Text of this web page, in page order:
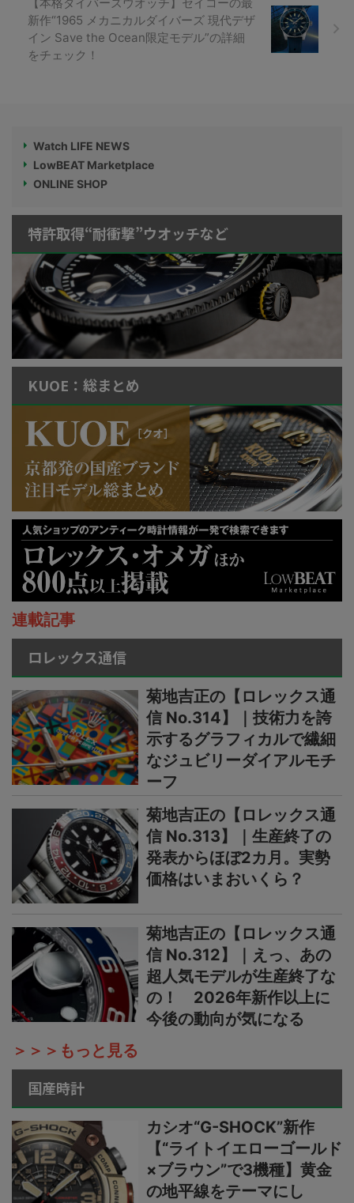
新作“1965 メカニカルダイバーズ 現代デザ
イン Save the Ocean限定モデル”の詳細
をチェック！
Watch LIFE NEWS
LowBEAT Marketplace
ONLINE SHOP
特許取得“耐衝撃”ウオッチなど
KUOE：総まとめ
連載記事
ロレックス通信
菊地吉正の【ロレックス通
信 No.314】｜技術力を誇
示するグラフィカルで繊細
なジュビリーダイアルモチ
ーフ
菊地吉正の【ロレックス通
信 No.313】｜生産終了の
発表からほぼ2カ月。実勢
価格はいまおいくら？
菊地吉正の【ロレックス通
信 No.312】｜えっ、あの
超人気モデルが生産終了な
の！ 2026年新作以上に
今後の動向が気になる
＞＞＞もっと見る
国産時計
カシオ“G-SHOCK”新作
【“ライトイエローゴールド
×ブラウン”で3機種】黄金
の地平線をテーマにし